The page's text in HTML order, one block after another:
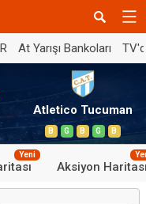
At Yarışı Bankoları
Atletico Tucuman
B G B G B
Yeni
Aksiyon